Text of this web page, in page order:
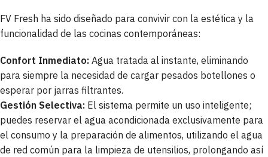
FV Fresh ha sido diseñado para convivir con la estética y la
funcionalidad de las cocinas contemporáneas:
Confort Inmediato: Agua tratada al instante, eliminando
para siempre la necesidad de cargar pesados botellones o
esperar por jarras filtrantes.
Gestión Selectiva: El sistema permite un uso inteligente;
puedes reservar el agua acondicionada exclusivamente para
el consumo y la preparación de alimentos, utilizando el agua
de red común para la limpieza de utensilios, prolongando así